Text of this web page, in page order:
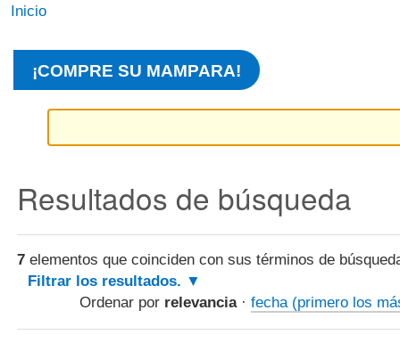
Inicio
¡COMPRE SU MAMPARA!
Resultados de búsqueda
7 elementos que coinciden con sus términos de
Filtrar los resultados.
Ordenar por relevancia · fecha (primero los